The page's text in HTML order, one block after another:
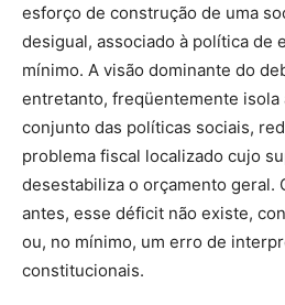
esforço de construção de uma
desigual, associado à política de
mínimo. A visão dominante do
entretanto, freqüentemente isola
conjunto das políticas sociais,
problema fiscal localizado cujo
desestabiliza o orçamento geral.
antes, esse déficit não existe,
ou, no mínimo, um erro de
constitucionais.